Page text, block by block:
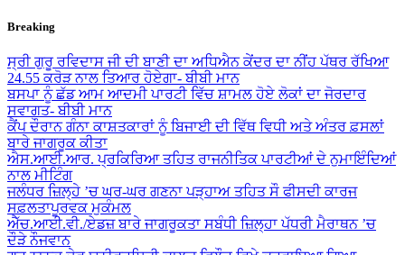
Skip
content
Breaking
ਸ੍ਰੀ ਗੁਰੂ ਰਵਿਦਾਸ ਜੀ ਦੀ ਬਾਣੀ ਦਾ ਅਧਿਐਨ ਕੇਂਦਰ ਦਾ ਨੀਂਹ ਪੱਥਰ ਰੱਖਿਆ
24.55 ਕਰੋੜ ਨਾਲ ਤਿਆਰ ਹੋਏਗਾ- ਬੀਬੀ ਮਾਨ
ਬਸਪਾ ਨੂੰ ਛੱਡ ਆਮ ਆਦਮੀ ਪਾਰਟੀ ਵਿੱਚ ਸ਼ਾਮਲ ਹੋਏ ਲੋਕਾਂ ਦਾ ਜੋਰਦਾਰ
ਸਵਾਗਤ- ਬੀਬੀ ਮਾਨ
ਕੈਂਪ ਦੌਰਾਨ ਗੰਨਾ ਕਾਸ਼ਤਕਾਰਾਂ ਨੂੰ ਬਿਜਾਈ ਦੀ ਵਿੱਥ ਵਿਧੀ ਅਤੇ ਅੰਤਰ ਫ਼ਸਲਾਂ
ਬਾਰੇ ਜਾਗਰੂਕ ਕੀਤਾ
ਐਸ.ਆਈ.ਆਰ. ਪ੍ਰਕਿਰਿਆ ਤਹਿਤ ਰਾਜਨੀਤਿਕ ਪਾਰਟੀਆਂ ਦੇ ਨੁਮਾਇੰਦਿਆਂ
ਨਾਲ ਮੀਟਿੰਗ
ਜਲੰਧਰ ਜ਼ਿਲ੍ਹੇ ’ਚ ਘਰ-ਘਰ ਗਣਨਾ ਪੜ੍ਹਾਅ ਤਹਿਤ ਸੌ ਫੀਸਦੀ ਕਾਰਜ
ਸਫ਼ਲਤਾਪੂਰਵਕ ਮੁਕੰਮਲ
ਐੱਚ.ਆਈ.ਵੀ./ਏਡਜ਼ ਬਾਰੇ ਜਾਗਰੂਕਤਾ ਸਬੰਧੀ ਜ਼ਿਲ੍ਹਾ ਪੱਧਰੀ ਮੈਰਾਥਨ ’ਚ
ਦੌੜੇ ਨੌਜਵਾਨ